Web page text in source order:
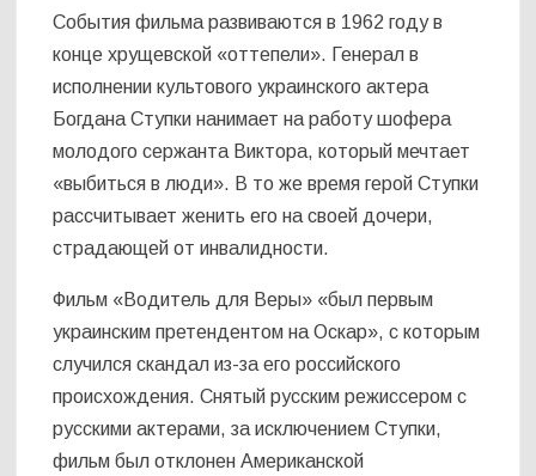
События фильма развиваются в 1962 году в
конце хрущевской «оттепели». Генерал в
исполнении культового украинского актера
Богдана Ступки нанимает на работу шофера
молодого сержанта Виктора, который мечтает
«выбиться в люди». В то же время герой Ступки
рассчитывает женить его на своей дочери,
страдающей от инвалидности.
Фильм «Водитель для Веры» «был первым
украинским претендентом на Оскар», с которым
случился скандал из-за его российского
происхождения. Снятый русским режиссером с
русскими актерами, за исключением Ступки,
фильм был отклонен Американской